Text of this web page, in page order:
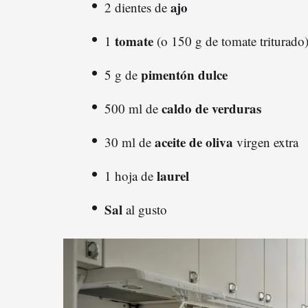
2 dientes de ajo
1 tomate (o 150 g de tomate triturado)
5 g de pimentón dulce
500 ml de caldo de verduras
30 ml de aceite de oliva virgen extra
1 hoja de laurel
Sal al gusto